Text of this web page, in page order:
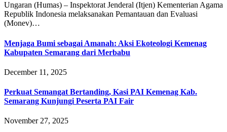
Ungaran (Humas) – Inspektorat Jenderal (Itjen) Kementerian Agama
Republik Indonesia melaksanakan Pemantauan dan Evaluasi
(Monev)…
Menjaga Bumi sebagai Amanah: Aksi Ekoteologi Kemenag
Kabupaten Semarang dari Merbabu
December 11, 2025
Perkuat Semangat Bertanding, Kasi PAI Kemenag Kab.
Semarang Kunjungi Peserta PAI Fair
November 27, 2025